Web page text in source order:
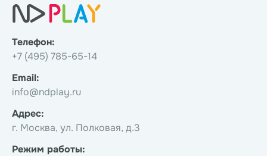
Телефон:
+7 (495) 785-65-14
Email:
info@ndplay.ru
Адрес:
г. Москва, ул. Полковая, д.3
Режим работы: